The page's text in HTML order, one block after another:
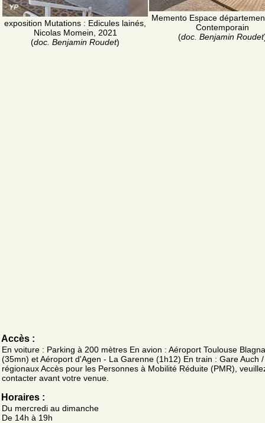
exposition Mutations : Edicules lainés,
Nicolas Momein, 2021
(doc. Benjamin Roudet)
Memento Espace
Contemporain
(doc. Benjamin Roudet
Accès :
En voiture : Parking à 200 mètres En avion : Aéroport Toulouse
(35mn) et Aéroport d'Agen - La Garenne (1h12) En train : Gare Auch
régionaux Accès pour les Personnes à Mobilité Réduite (PMR),
contacter avant votre venue.
Horaires :
Du mercredi au dimanche
De 14h à 19h